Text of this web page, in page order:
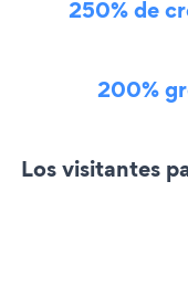
250% de
200%
Los visitantes